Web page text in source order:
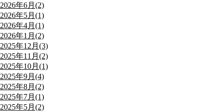
2026年6月(2)
2026年5月(1)
2026年4月(1)
2026年1月(2)
2025年12月(3)
2025年11月(2)
2025年10月(1)
2025年9月(4)
2025年8月(2)
2025年7月(1)
2025年5月(2)